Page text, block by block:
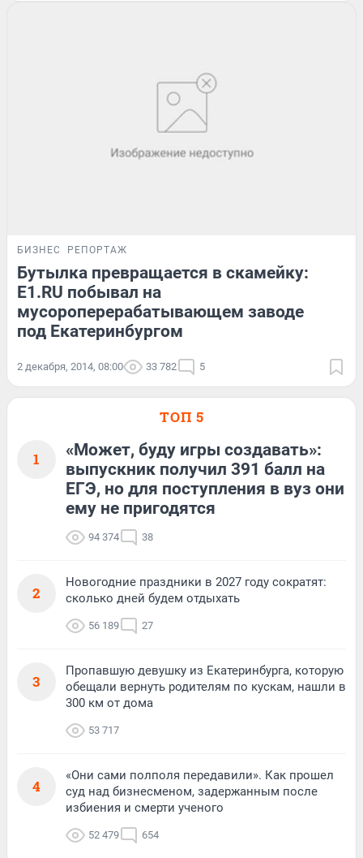
БИЗНЕС РЕПОРТАЖ
Бутылка превращается в скамейку:
E1.RU побывал на
мусороперерабатывающем заводе
под Екатеринбургом
2 декабря, 2014, 08:00 33 782 5
ТОП 5
1
«Может, буду игры создавать»:
выпускник получил 391 балл на
ЕГЭ, но для поступления в вуз они
ему не пригодятся
94 374 38
2
Новогодние праздники в 2027 году сократят:
сколько дней будем отдыхать
56 189 27
3
Пропавшую девушку из Екатеринбурга, которую
обещали вернуть родителям по кускам, нашли в
300 км от дома
53 717
4
«Они сами полполя передавили». Как прошел
суд над бизнесменом, задержанным после
избиения и смерти ученого
52 479 654